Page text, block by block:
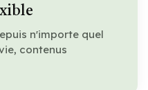
n'importe quel
contenus